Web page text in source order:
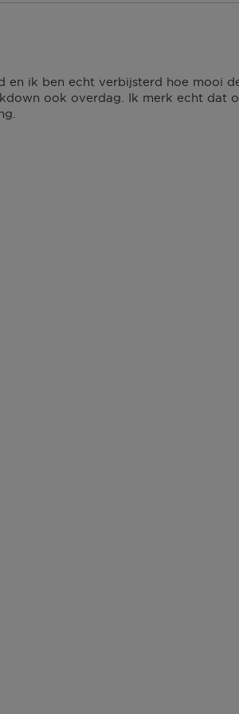
en ik ben echt verbijsterd hoe mooi
ook overdag. Ik merk echt dat